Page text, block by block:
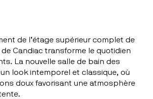
de l’étage supérieur complet de
Candiac transforme le quotidien
La nouvelle salle de bain des
look intemporel et classique, où
doux favorisant une atmosphère